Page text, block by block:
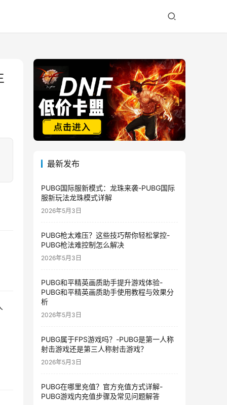
最新发布
PUBG国际服新模式：龙珠来袭-PUBG国际
服新玩法龙珠模式详解
2026年5月3日
PUBG枪太难压？这些技巧帮你轻松掌控-
PUBG枪法难控制怎么解决
2026年5月3日
PUBG和平精英画质助手提升游戏体验-
PUBG和平精英画质助手使用教程与效果分
析
2026年5月3日
PUBG属于FPS游戏吗？-PUBG是第一人称
射击游戏还是第三人称射击游戏？
2026年5月3日
PUBG在哪里充值？官方充值方式详解-
PUBG游戏内充值步骤及常见问题解答